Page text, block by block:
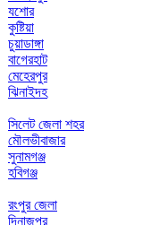
যশোর
কুষ্টিয়া
চুয়াডাঙ্গা
বাগেরহাট
মেহেরপুর
ঝিনাইদহ
সিলেট জেলা শহর
মৌলভীবাজার
সুনামগঞ্জ
হবিগঞ্জ
রংপুর জেলা
দিনাজপুর